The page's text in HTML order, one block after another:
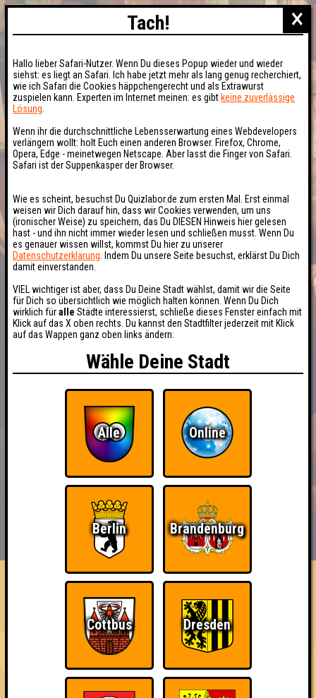
HIGHSCORE RESERVIERUNG
FAQ ÜBER UNS
Team_Socke!!
Errungenschaften
Kleiner Hinweis: bei uns sind Teams, die in einem Stechen
verlieren, trotzdem auf dem 1. Platz - den haben sie sich
schließlich verdient! Entsprechend gibt es für diese auch
Errungenschaften für den 1. Platz.
×
Tach!
Hallo lieber Safari-Nutzer. Wenn Du dieses Popup wieder und wieder
siehst: es liegt an Safari. Ich habe jetzt mehr als lang genug recherchiert,
wie ich Safari die Cookies häppchengerecht und als Extrawurst
zuspielen kann. Experten im Internet meinen: es gibt keine zuverlässige
Lösung
Wenn ihr die durchschnittliche Lebensserwartung eines Webdevelopers
verlängern wollt: holt Euch einen anderen Browser. Firefox, Chrome,
Opera, Edge - meinetwegen Netscape. Aber lasst die Finger von Safari.
Safari ist der Suppenkasper der Browser.
Wie es scheint, besuchst Du Quizlabor.de zum ersten Mal. Erst einmal
weisen wir Dich darauf hin, dass wir Cookies verwenden, um uns
(ironischer Weise) zu speichern, das Du DIESEN Hinweis hier gelesen
hast - und ihn nicht immer wieder lesen und schließen musst. Wenn Du
es genauer wissen willst, kommst Du hier zu unserer
Datenschutzerklärung . Indem Du unsere Seite besuchst, erklärst Du Dich
damit einverstanden.
VIEL wichtiger ist aber, dass Du Deine Stadt wählst, damit wir die Seite
für Dich so übersichtlich wie möglich halten können. Wenn Du Dich
wirklich füralle Städte interessierst, schließe dieses Fenster einfach mit
Klick auf das X oben rechts. Du kannst den Stadtfilter jederzeit mit Klick
auf das Wappen ganz oben links ändern:
Wähle Deine Stadt
Alle Online
Berlin Brandenburg
Cottbus Dresden